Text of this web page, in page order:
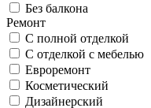
Без балкона
Ремонт
С полной отделкой
С отделкой с мебелью
Евроремонт
Косметический
Дизайнерский